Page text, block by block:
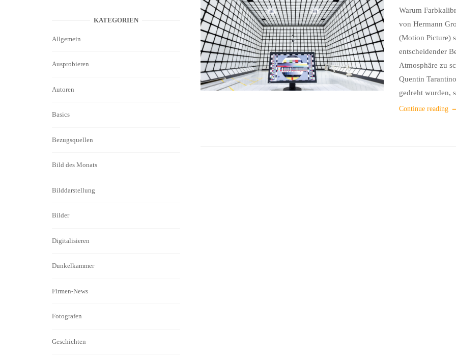
Warum
von Hermann
(Motion Picture)
entscheidender
Atmosphäre zu
Quentin
gedreht wurden,
Continue reading
KATEGORIEN
Allgemein
Ausprobieren
Autoren
Basics
Bezugsquellen
Bild des Monats
Bilddarstellung
Bilder
Digitalisieren
Dunkelkammer
Firmen-News
Fotografen
Geschichten